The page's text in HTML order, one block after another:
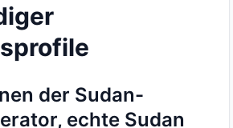
der Sudan-
echte Sudan